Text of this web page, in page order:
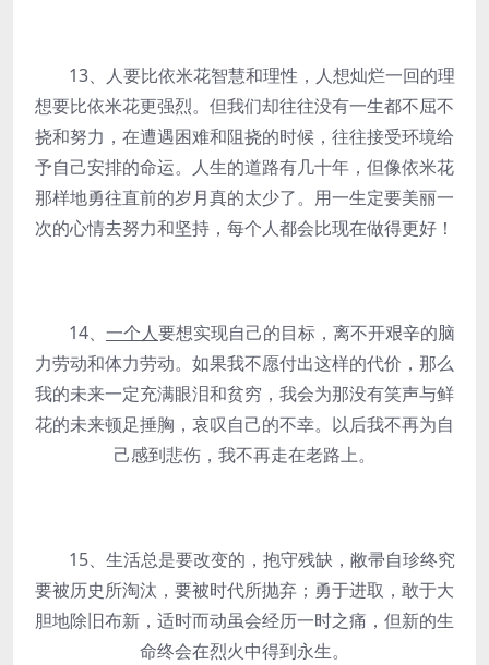
13、人要比依米花智慧和理性，人想灿烂一回的理
想要比依米花更强烈。但我们却往往没有一生都不屈不
挠和努力，在遭遇困难和阻挠的时候，往往接受环境给
予自己安排的命运。人生的道路有几十年，但像依米花
那样地勇往直前的岁月真的太少了。用一生定要美丽一
次的心情去努力和坚持，每个人都会比现在做得更好！
14、 一个人要想实现自己的目标，离不开艰辛的脑
力劳动和体力劳动。如果我不愿付出这样的代价，那么
我的未来一定充满眼泪和贫穷，我会为那没有笑声与鲜
花的未来顿足捶胸，哀叹自己的不幸。以后我不再为自
己感到悲伤，我不再走在老路上。
15、生活总是要改变的，抱守残缺，敝帚自珍终究
要被历史所淘汰，要被时代所抛弃；勇于进取，敢于大
胆地除旧布新，适时而动虽会经历一时之痛，但新的生
命终会在烈火中得到永生。